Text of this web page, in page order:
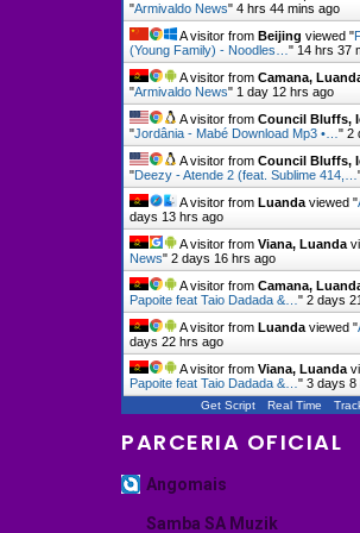
"Armivaldo News" 4 hrs 44 mins ago
A visitor from Beijing viewed "
(Young Family) - Noodles… " 14 hrs 37
A visitor from Camana,
"Armivaldo News" 1 day 12 hrs ago
A visitor from Council Bluffs,
"Jordânia - Mabé Download Mp3 •… " 2
A visitor from Council Bluffs,
"Deezy - Atende 2 (feat. Sublime 414,…
A visitor from Luanda viewed "
days 13 hrs ago
A visitor from Viana, Luanda
News" 2 days 16 hrs ago
A visitor from Camana,
Papoite feat Taio Dadada &… " 2 days
A visitor from Luanda viewed "
days 22 hrs ago
A visitor from Viana, Luanda
Papoite feat Taio Dadada &… " 3 days 8
Get Script Real Time
PARCERIA OFICIAL
Angomais
Samba SA Muzik